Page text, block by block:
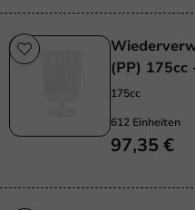
(PP)
175cc
612 Einheiten
97,35 €